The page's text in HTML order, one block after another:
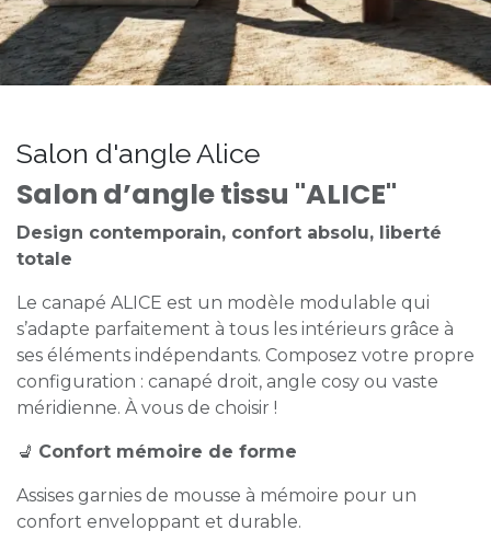
Salon d'angle Alice
Salon d’angle tissu "ALICE"
Design contemporain, confort absolu, liberté
totale
Le canapé ALICE est un modèle modulable qui
s’adapte parfaitement à tous les intérieurs grâce à
ses éléments indépendants. Composez votre propre
configuration : canapé droit, angle cosy ou vaste
méridienne. À vous de choisir !
💺 Confort mémoire de forme
Assises garnies de mousse à mémoire pour un
confort enveloppant et durable.